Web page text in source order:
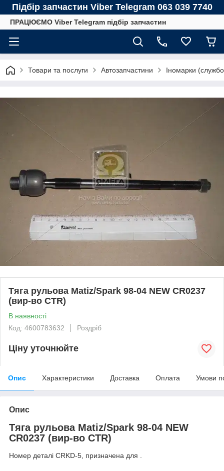
Підбір запчастин Viber Telegram 063 039 7740
ПРАЦЮЄМО Viber Telegram підбір запчастин
Товари та послуги Автозапчастини Іномарки
Тяга рульова Matiz/Spark 98-04 NEW CR0237
(вир-во CTR)
В наявності
Код: 4600783632
Роздріб
Ціну уточнюйте
Опис Характеристики Доставка Оплата Умови
Опис
Тяга рульова Matiz/Spark 98-04 NEW
CR0237 (вир-во CTR)
Номер деталі CRKD-5, призначена для .